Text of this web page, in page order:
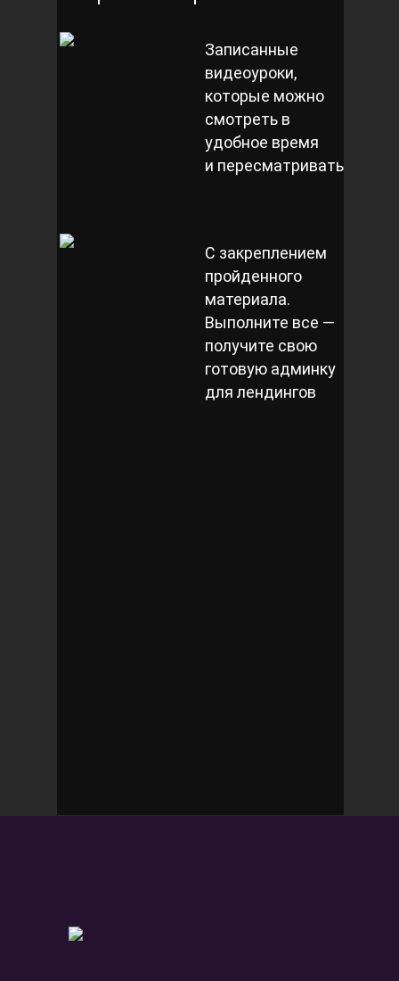
Записанные
видеоуроки,
которые можно
смотреть в
удобное время
и пересматривать
С закреплением
пройденного
материала.
Выполните все —
получите свою
готовую админку
для лендингов